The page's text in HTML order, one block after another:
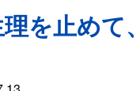
を止めて